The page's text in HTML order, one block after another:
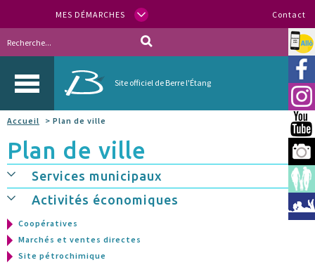
MES DÉMARCHES Contact
Site officiel de Berre l'Étang
Allo
Accueil > Plan de ville
Plan de ville
Services municipaux
Activités économiques
Coopératives
Marchés et ventes directes
Site pétrochimique